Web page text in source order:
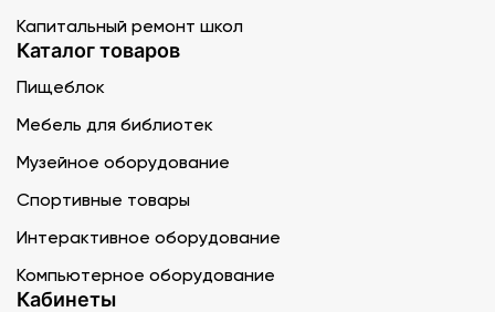
Капитальный ремонт школ
Каталог товаров
Пищеблок
Мебель для библиотек
Музейное оборудование
Спортивные товары
Интерактивное оборудование
Компьютерное оборудование
Кабинеты